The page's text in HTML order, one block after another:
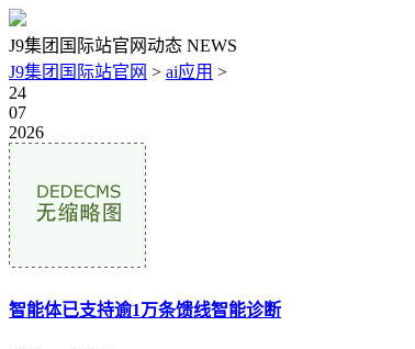
J9集团国际站官网动态 NEWS
J9集团国际站官网 > ai应用 >
24
07
2026
智能体已支持逾1万条馈线智能诊断